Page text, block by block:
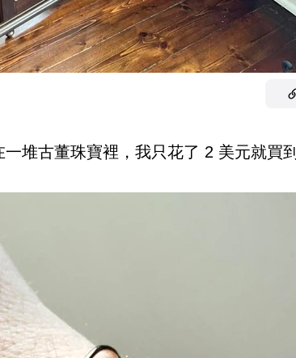
堆古董珠寶裡，我只花了 2 美元就買到